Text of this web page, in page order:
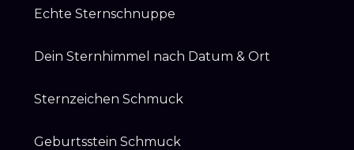
Echte Sternschnuppe
Dein Sternhimmel nach Datum & Ort
Sternzeichen Schmuck
Geburtsstein Schmuck